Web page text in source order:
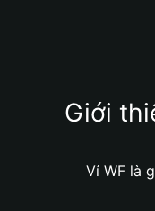
Giới
Ví WF là